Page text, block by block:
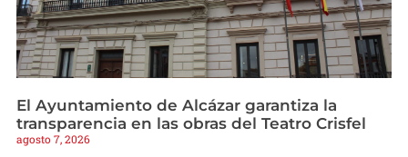
El Ayuntamiento de Alcázar garantiza la
transparencia en las obras del Teatro Crisfel
agosto 7, 2026